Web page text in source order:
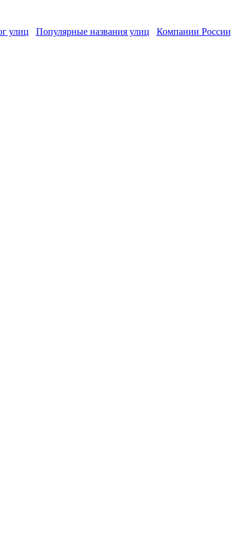
улиц Популярные названия улиц Компании России